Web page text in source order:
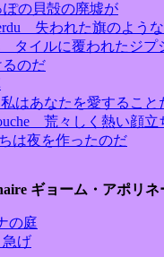
の貝殻の廃墟が
失われた旗のよう
タイルに覆われたジプ
のだ
私はあなたを愛するこ
荒々しく熱い顔立
は夜を作ったのだ
ギョーム・アポリ
の庭
げ